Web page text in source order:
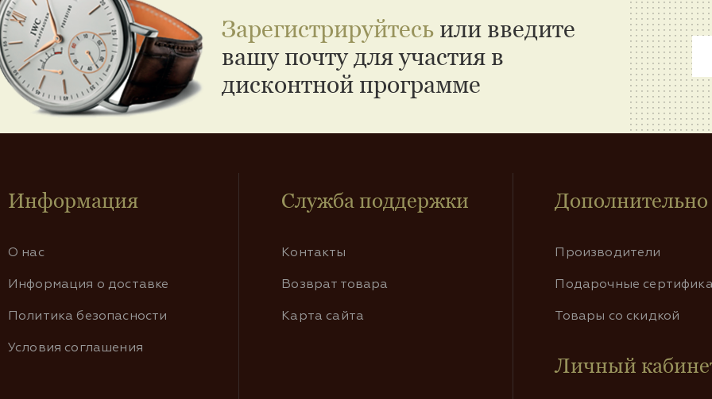
Зарегистрируйтесь или введите
вашу почту для участия в
дисконтной программе
Информация
О нас
Информация о доставке
Политика безопасности
Условия соглашения
Служба поддержки
Контакты
Возврат товара
Карта сайта
Дополнительно
Производители
Подарочные
Товары со скидкой
Личный